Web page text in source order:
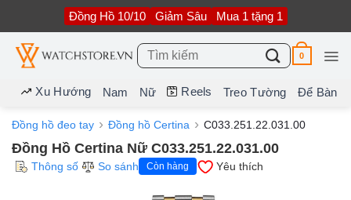
nội
dung
Đồng Hồ 10/10 Giảm Sâu Mua 1 tặng 1
Tìm
kiếm:
0
Xu Hướng Nam Nữ Reels Treo Tường Để Bàn
Đồng hồ đeo tay Đồng hồ Certina C033.251.22.031.00
Đồng Hồ Certina Nữ C033.251.22.031.00
Thông số So sánh Còn hàng Yêu thích